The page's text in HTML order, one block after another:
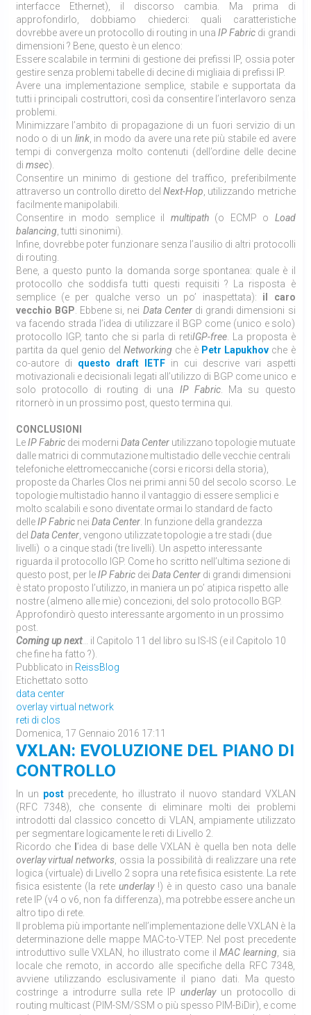
interfacce Ethernet), il discorso cambia. Ma prima di
approfondirlo, dobbiamo chiederci: quali caratteristiche
dovrebbe avere un protocollo di routing in unaIP Fabric di grandi
dimensioni ? Bene, questo è un elenco:
Essere scalabile in termini di gestione dei prefissi IP, ossia poter
gestire senza problemi tabelle di decine di migliaia di prefissi IP.
Avere una implementazione semplice, stabile e supportata da
tutti i principali costruttori, così da consentire l’interlavoro senza
problemi.
Minimizzare l’ambito di propagazione di un fuori servizio di un
nodo o di un link, in modo da avere una rete più stabile ed avere
tempi di convergenza molto contenuti (dell’ordine delle decine
di msec).
Consentire un minimo di gestione del traffico, preferibilmente
attraverso un controllo diretto delNext-Hop, utilizzando metriche
facilmente manipolabili.
Consentire in modo semplice il multipath (o ECMP o Load
balancing, tutti sinonimi).
Infine, dovrebbe poter funzionare senza l’ausilio di altri protocolli
di routing.
Bene, a questo punto la domanda sorge spontanea: quale è il
protocollo che soddisfa tutti questi requisiti ? La risposta è
semplice (e per qualche verso un po’ inaspettata): il caro
vecchio BGP. Ebbene si, nei Data Centerdi grandi dimensioni si
va facendo strada l’idea di utilizzare il BGP come (unico e solo)
protocollo IGP, tanto che si parla di retiIGP-free. La proposta è
partita da quel genio del Networking che è Petr Lapukhov che è
co-autore di questo draft IETFin cui descrive vari aspetti
motivazionali e decisionali legati all’utilizzo di BGP come unico e
solo protocollo di routing di una IP Fabric. Ma su questo
ritornerò in un prossimo post, questo termina qui.
CONCLUSIONI
LeIP Fabricdei moderni Data Centerutilizzano topologie mutuate
dalle matrici di commutazione multistadio delle vecchie centrali
telefoniche elettromeccaniche (corsi e ricorsi della storia),
proposte da Charles Clos nei primi anni 50 del secolo scorso. Le
topologie multistadio hanno il vantaggio di essere semplici e
molto scalabili e sono diventate ormai lo standard de facto
delleIP Fabricnei Data Center. In funzione della grandezza
del Data Center, vengono utilizzate topologie a tre stadi (due
livelli) o a cinque stadi (tre livelli). Un aspetto interessante
riguarda il protocollo IGP. Come ho scritto nell’ultima sezione di
questo post, per leIP Fabricdei Data Centerdi grandi dimensioni
è stato proposto l’utilizzo, in maniera un po’ atipica rispetto alle
nostre (almeno alle mie) concezioni, del solo protocollo BGP.
Approfondirò questo interessante argomento in un prossimo
post.
Coming up next... il Capitolo 11 del libro su IS-IS (e il Capitolo 10
che fine ha fatto ?).
Pubblicato in ReissBlog
Etichettato sotto
data center
overlay virtual network
reti di clos
Domenica, 17 Gennaio 2016 17:11
VXLAN: EVOLUZIONE DEL PIANO DI
CONTROLLO
In un post precedente, ho illustrato il nuovo standard VXLAN
(RFC 7348), che consente di eliminare molti dei problemi
introdotti dal classico concetto di VLAN, ampiamente utilizzato
per segmentare logicamente le reti di Livello 2.
Ricordo che l’idea di base delle VXLAN è quella ben nota delle
overlay virtual networks, ossia la possibilità di realizzare una rete
logica (virtuale) di Livello 2 sopra una rete fisica esistente. La rete
fisica esistente (la reteunderlay!) è in questo caso una banale
rete IP (v4 o v6, non fa differenza), ma potrebbe essere anche un
altro tipo di rete.
Il problema più importante nell’implementazione delle VXLAN è la
determinazione delle mappe MAC-to-VTEP. Nel post precedente
introduttivo sulle VXLAN, ho illustrato come il MAC learning, sia
locale che remoto, in accordo alle specifiche della RFC 7348,
avviene utilizzando esclusivamente il piano dati. Ma questo
costringe a introdurre sulla rete IP underlayun protocollo di
routing multicast (PIM-SM/SSM o più spesso PIM-BiDir), e come